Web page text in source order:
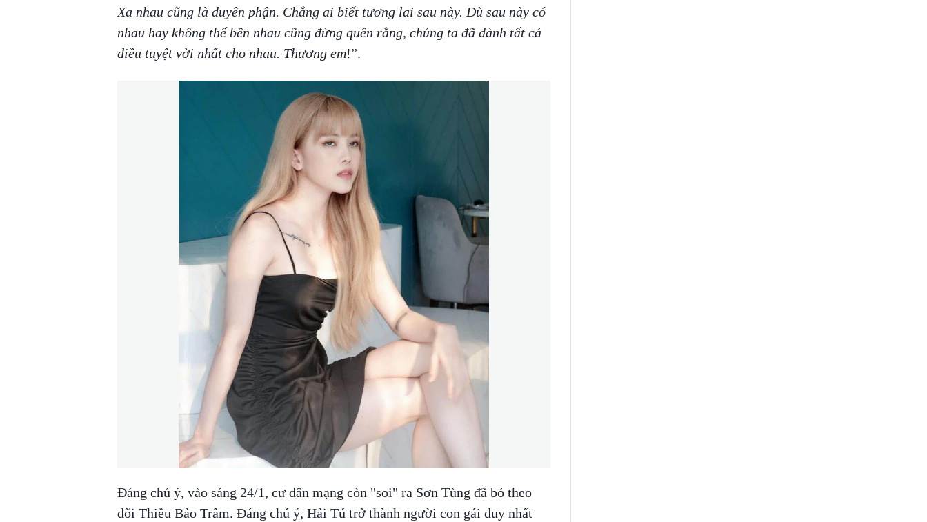
Xa nhau cũng là duyên phận. Chẳng ai biết tương lai sau này. Dù sau này có
nhau hay không thể bên nhau cũng đừng quên rằng, chúng ta đã dành tất cả
điều tuyệt vời nhất cho nhau. Thương em!”.
Đáng chú ý, vào sáng 24/1, cư dân mạng còn "soi" ra Sơn Tùng đã bỏ theo
dõi Thiều Bảo Trâm. Đáng chú ý, Hải Tú trở thành người con gái duy nhất